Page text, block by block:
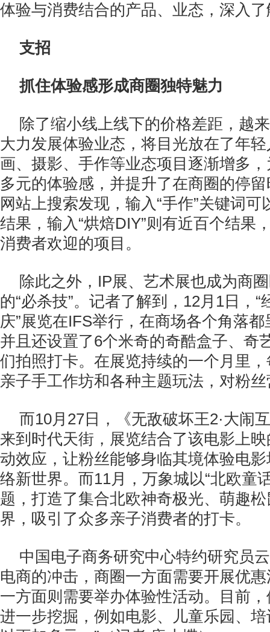
体验与消费结合的产品、业态，深入
支招
抓住体验感形成商圈独特魅力
除了缩小线上线下的价格差距，越
大力发展体验业态，将目光放在了年
画、摄影、手作等业态项目逐渐增多
多元的体验感，并提升了在商圈的停
网站上搜索发现，输入“手作”关键词可
结果，输入“烘焙DIY”则有近百个结果
消费者欢迎的项目。
除此之外，IP展、艺术展也成为商
的“必杀技”。记者了解到，12月1日，“
庆”展览在IFS举行，在商场各个角落
并且还设置了6个米奇的奇酷盒子、奇
们拍照打卡。在展览持续的一个月里
亲子手工作坊和各种主题玩法，对粉
而10月27日，《无敌破坏王2·大闹
来到时代天街，展览结合了该电影上
动效应，让粉丝能够身临其境体验电
络新世界。而11月，万象城以“北欧童
题，打造了集合北欧神奇极光、萌趣
界，吸引了众多亲子消费者的打卡。
中国电子商务研究中心特约研究员
电商的冲击，商圈一方面需要开展优
一方面则需要举办体验性活动。目前
进一步挖掘，例如电影、儿童乐园、